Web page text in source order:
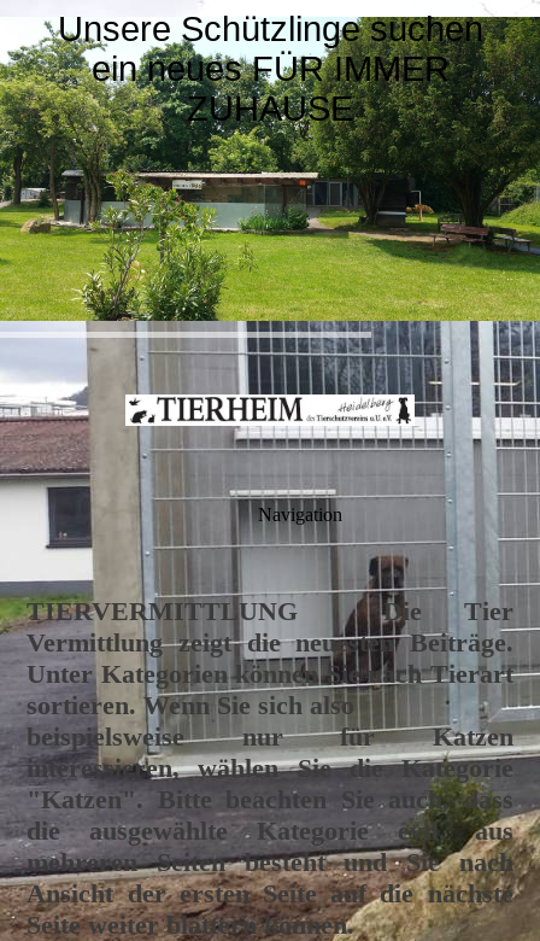
Unsere Schützlinge suchen
ein neues FÜR IMMER
ZUHAUSE
Navigation
TIERVERMITTLUNGDie Tier
Vermittlung zeigt die neuesten Beiträge.
Unter Kategorien können Sie nach Tierart
sortieren. Wenn Sie sich also
beispielsweise nur für Katzen
interessieren, wählen Sie die Kategorie
"Katzen". Bitte beachten Sie auch, dass
die ausgewählte Kategorie evtl. aus
mehreren Seiten besteht und Sie nach
Ansicht der ersten Seite auf die nächste
Seite weiter blättern können.